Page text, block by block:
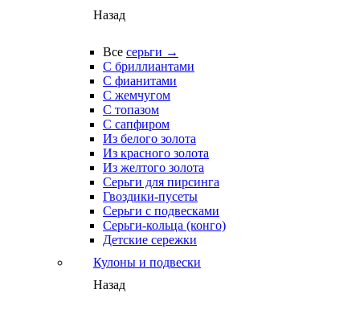
Назад
Все серьги →
С бриллиантами
С фианитами
С жемчугом
С топазом
С сапфиром
Из белого золота
Из красного золота
Из желтого золота
Серьги для пирсинга
Гвоздики-пусеты
Серьги с подвесками
Серьги-кольца (конго)
Детские сережки
Кулоны и подвески
Назад